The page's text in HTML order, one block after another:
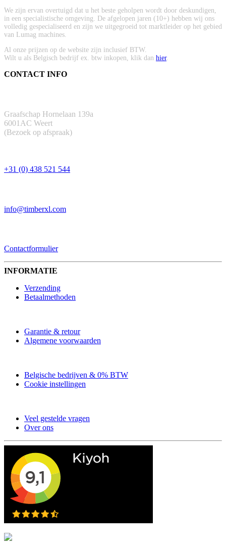
We zijn ervan overtuigd dat u het beste geholpen wordt door deskundigen,
in een specialistische omgeving. De afgelopen jaren (10+) hebben wij ons
volledig gespecialiseerd en zijn we uitgegroeid tot marktleider op het gebied
van Lumag machines.
Al onze prijzen op de website zijn inclusief BTW.
Wilt u als Belgisch bedrijf ex. btw inkopen, klik dan hier.
CONTACT INFO
Graafschap Hornelaan 139a
6001AC Weert
(Bezoek op afspraak)
+31 (0) 438 521 544
info@timberxl.com
Contactformulier
INFORMATIE
Verzending
Betaalmethoden
Garantie & retour
Algemene voorwaarden
Belgische bedrijven & 0% BTW
Cookie instellingen
Veel gestelde vragen
Over ons